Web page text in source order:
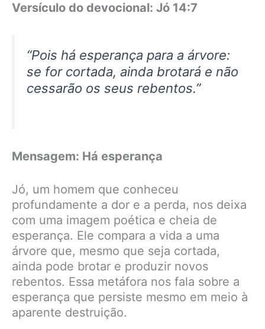
Versículo do devocional: Jó 14:7
“Pois há esperança para a árvore:
se for cortada, ainda brotará e não
cessarão os seus rebentos.”
Mensagem: Há esperança
Jó, um homem que conheceu
profundamente a dor e a perda, nos deixa
com uma imagem poética e cheia de
esperança. Ele compara a vida a uma
árvore que, mesmo que seja cortada,
ainda pode brotar e produzir novos
rebentos. Essa metáfora nos fala sobre a
esperança que persiste mesmo em meio à
aparente destruição.